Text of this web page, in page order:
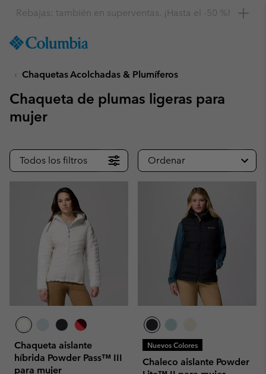
TO
SKIP
MAIN
NAV
SEARCH
Consigue un 10 % de descuento
Chaquetas Acolchadas & Plumíferos
Chaqueta de plumas ligeras para
mujer
Todos los filtros Ordenar
Chaqueta aislante
híbrida Powder Pass™ III
para mujer
Nuevos Colores
Chaleco aislante Powder